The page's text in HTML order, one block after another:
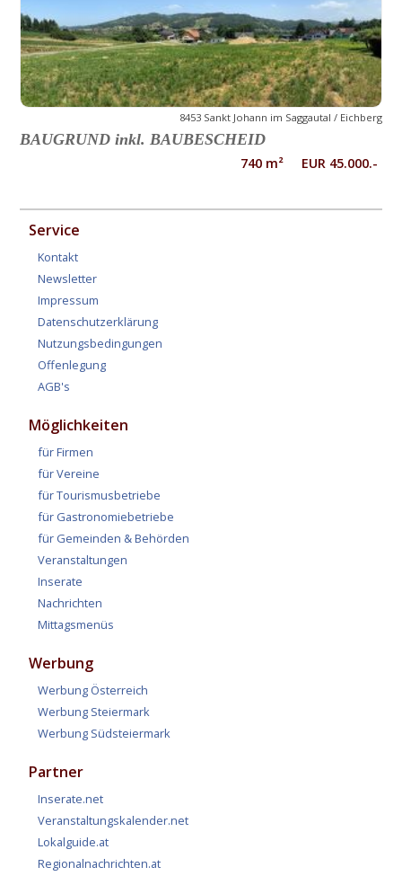
8453 Sankt Johann im Saggautal / Eichberg
BAUGRUND inkl. BAUBESCHEID
740 m² EUR 45.000.-
Service
Kontakt
Newsletter
Impressum
Datenschutzerklärung
Nutzungsbedingungen
Offenlegung
AGB's
Möglichkeiten
für Firmen
für Vereine
für Tourismusbetriebe
für Gastronomiebetriebe
für Gemeinden & Behörden
Veranstaltungen
Inserate
Nachrichten
Mittagsmenüs
Werbung
Werbung Österreich
Werbung Steiermark
Werbung Südsteiermark
Partner
Inserate.net
Veranstaltungskalender.net
Lokalguide.at
Regionalnachrichten.at